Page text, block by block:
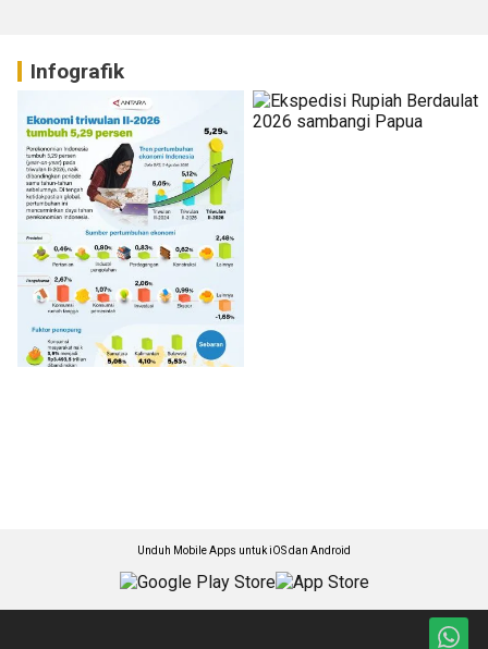
Infografik
Unduh Mobile Apps untuk iOS dan Android